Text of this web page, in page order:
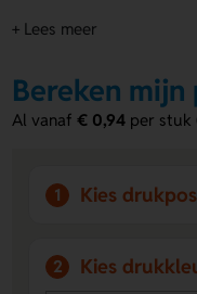
grams onderkarton. Je
Topblok notitieblokje
Voordelen van
opdruk leesbaar tot
Full colour
Keuze in dikte:
extra
+ Lees meer
Bereken mijn
Al vanaf€ 0,94 per stuk
1 Kies
2 Kies